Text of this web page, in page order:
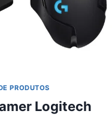
PRODUTOS
Logitech